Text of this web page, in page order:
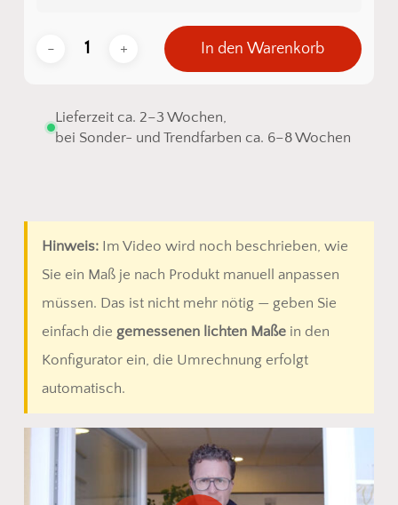
In den Warenkorb
Lieferzeit ca. 2–3 Wochen,
bei Sonder- und Trendfarben ca. 6–8 Wochen
Hinweis:Im Video wird noch beschrieben, wie
Sie ein Maß je nach Produkt manuell anpassen
müssen. Das ist nicht mehr nötig — geben Sie
einfach die gemessenen lichten Maßein den
Konfigurator ein, die Umrechnung erfolgt
automatisch.
Play Video